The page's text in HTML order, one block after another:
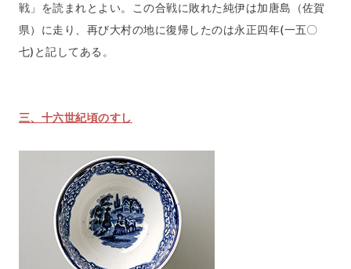
戦」を読まれとよい。この合戦に敗れた純伊は加唐島（佐賀
県）に走り、再び大村の地に復帰したのは永正四年(一五〇
七)と記してある。
三、十六世紀頃のすし